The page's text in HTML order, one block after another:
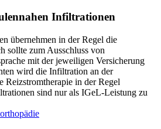
Infiltrationen
übernehmen in der Regel die
sollte zum Ausschluss von
mit der jeweiligen Versicherung
wird die Infiltration an der
Reizstromtherapie in der Regel
sind nur als IGeL-Leistung zu